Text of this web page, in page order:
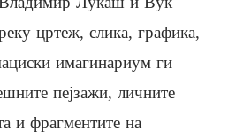
цртеж, слика, графика,
имагинариум ги
пејзажи, личните
и фрагментите на